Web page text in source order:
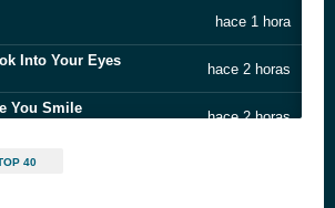
hace 1 hora
Into Your Eyes
hace 2 horas
You Smile
hace 2 horas
Heartbreak
40